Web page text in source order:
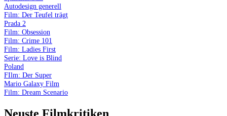
Autodesign generell
Film: Der Teufel trägt
Prada 2
Film: Obsession
Film: Crime 101
Film: Ladies First
Serie: Love is Blind
Poland
FIlm: Der Super
Mario Galaxy Film
Film: Dream Scenario
Neuste Filmkritiken